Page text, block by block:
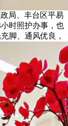
局、丰台区平易
时照护办事，也
脚、通风优良，